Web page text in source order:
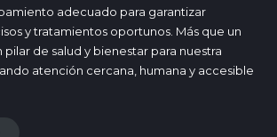
adecuado para garantizar
y tratamientos oportunos. Más que un
pilar de salud y bienestar para nuestra
atención cercana, humana y accesible